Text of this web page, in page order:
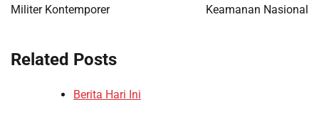
Militer Kontemporer
Keamanan Nasional
Related Posts
Berita Hari Ini